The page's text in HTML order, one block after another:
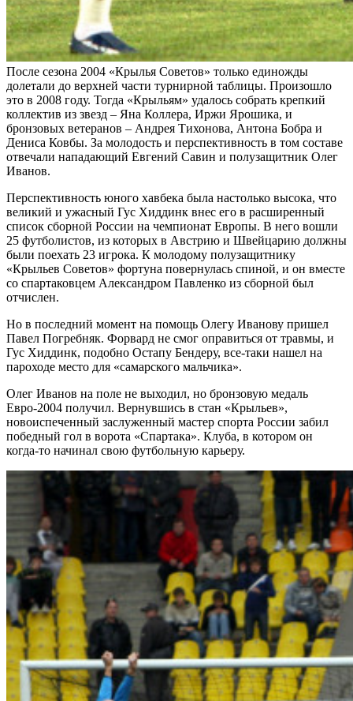
После сезона 2004 «Крылья Советов» только единожды
долетали до верхней части турнирной таблицы. Произошло
это в 2008 году. Тогда «Крыльям» удалось собрать крепкий
коллектив из звезд – Яна Коллера, Иржи Ярошика, и
бронзовых ветеранов – Андрея Тихонова, Антона Бобра и
Дениса Ковбы. За молодость и перспективность в том составе
отвечали нападающий Евгений Савин и полузащитник Олег
Иванов.
Перспективность юного хавбека была настолько высока, что
великий и ужасный Гус Хиддинк внес его в расширенный
список сборной России на чемпионат Европы. В него вошли
25 футболистов, из которых в Австрию и Швейцарию должны
были поехать 23 игрока. К молодому полузащитнику
«Крыльев Советов» фортуна повернулась спиной, и он вместе
со спартаковцем Александром Павленко из сборной был
отчислен.
Но в последний момент на помощь Олегу Иванову пришел
Павел Погребняк. Форвард не смог оправиться от травмы, и
Гус Хиддинк, подобно Остапу Бендеру, все-таки нашел на
пароходе место для «самарского мальчика».
Олег Иванов на поле не выходил, но бронзовую медаль
Евро-2004 получил. Вернувшись в стан «Крыльев»,
новоиспеченный заслуженный мастер спорта России забил
победный гол в ворота «Спартака». Клуба, в котором он
когда-то начинал свою футбольную карьеру.